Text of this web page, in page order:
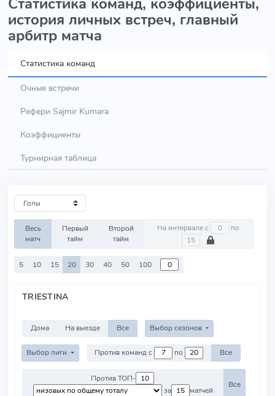
история личных встреч, главный
арбитр матча
Статистика команд
Очные встречи
Рефери Sajmir Kumara
Коэффициенты
Турнирная таблица
Весь
матч
Первый
тайм
Второй
тайм
На интервале с по
5 10 15 20 30 40 50 100
TRIESTINA
Дома На выезде Все Выбор сезонов
Выбор лиги Против команд с по Все
Против ТОП-
за
матчей
Все